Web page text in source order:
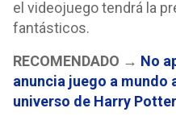
el videojuego tendrá la
fantásticos.
RECOMENDADO → No
anuncia juego a mundo
universo de Harry Potter